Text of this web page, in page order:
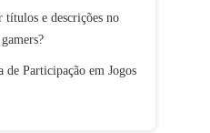
títulos e descrições no
de Participação em Jogos